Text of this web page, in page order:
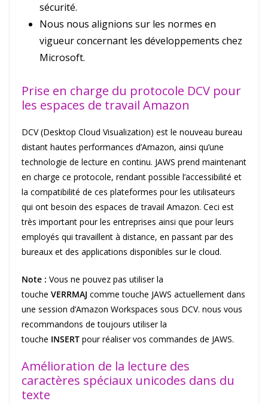
sécurité.
Nous nous alignions sur les normes en
vigueur concernant les développements chez
Microsoft.
Prise en charge du protocole DCV pour
les espaces de travail Amazon
DCV (Desktop Cloud Visualization) est le nouveau bureau
distant hautes performances d’Amazon, ainsi qu’une
technologie de lecture en continu. JAWS prend maintenant
en charge ce protocole, rendant possible l’accessibilité et
la compatibilité de ces plateformes pour les utilisateurs
qui ont besoin des espaces de travail Amazon. Ceci est
très important pour les entreprises ainsi que pour leurs
employés qui travaillent à distance, en passant par des
bureaux et des applications disponibles sur le cloud.
Note : Vous ne pouvez pas utiliser la
touche VERRMAJ comme touche JAWS actuellement dans
une session d’Amazon Workspaces sous DCV. nous vous
recommandons de toujours utiliser la
touche INSERT pour réaliser vos commandes de JAWS.
Amélioration de la lecture des
caractères spéciaux unicodes dans du
texte